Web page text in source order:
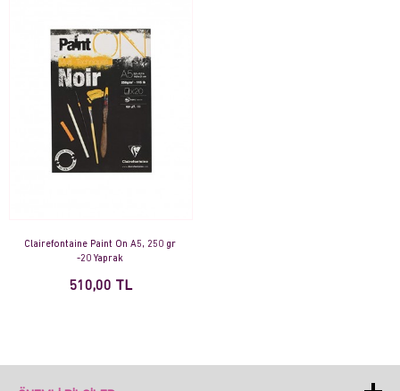
Clairefontaine Paint On A5, 250 gr
-20 Yaprak
510,00 TL